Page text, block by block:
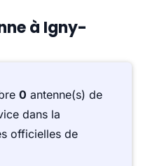
à Igny-
0 antenne(s) de
dans la
officielles de